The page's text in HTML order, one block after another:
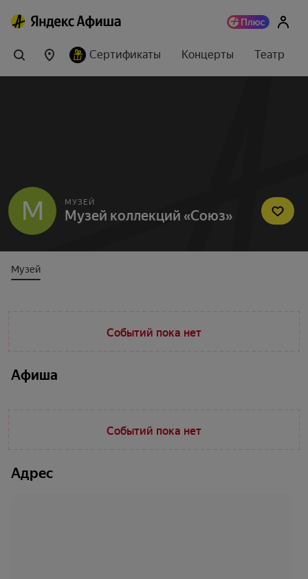
Сертификаты Концерты Театр
М МУЗЕЙ
Музей коллекций «Союз»
Музей
Событий пока нет
Афиша
Событий пока нет
Адрес